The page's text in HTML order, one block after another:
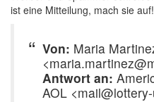
ist eine Mitteilung, mach sie auf!
Von: Maria
Antwort an:
AOL